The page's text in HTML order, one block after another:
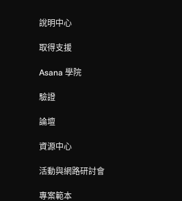
說明中心
取得支援
Asana 學院
驗證
論壇
資源中心
活動與網路研討會
專案範本